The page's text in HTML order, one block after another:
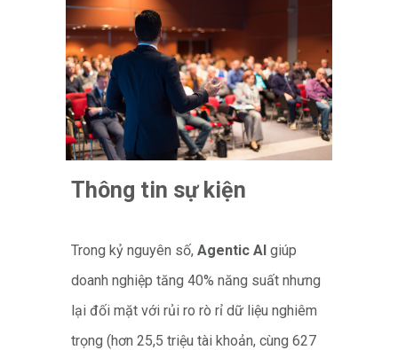
Thông tin sự kiện
Trong kỷ nguyên số, Agentic AIgiúp
doanh nghiệp tăng 40% năng suất nhưng
lại đối mặt với rủi ro rò rỉ dữ liệu nghiêm
trọng (hơn 25,5 triệu tài khoản, cùng 627